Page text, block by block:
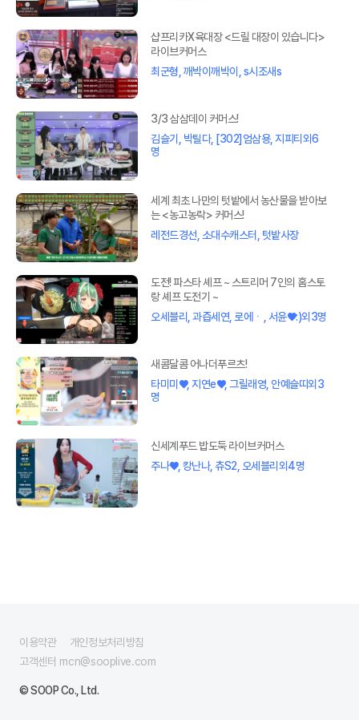
샵프리카X육대장 <드릴 대장이 있습니다>
라이브커머스
최군형, 깨박이깨박이, s시조새s
3/3 삼삼데이 커머스!
김슬기, 박틸다, [302]엄삼용, 지피티외6
명
세계 최초 나만의 텃밭에서 농산물을 받아보
는 <농고농락> 커머스!
레전드경선, 소대수캐스터, 텃밭사장
도전! 파스타 셰프 ~ 스트리머 7인의 홈스토
랑 셰프 도전기 ~
오세블리, 과즙세연, 로에ㆍ, 서윤♥:)외3명
새콤달콤 어나더푸르츠!
타미미♥, 지연e♥, 그릴래영, 안예슬띠외3
명
신세계푸드 밥도둑 라이브커머스
주나♥, 캉난나, 츄S2, 오세블리외4명
이용약관
개인정보처리방침
고객센터 mcn@sooplive.com
© SOOP Co., Ltd.